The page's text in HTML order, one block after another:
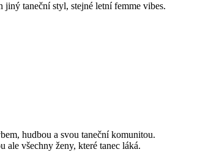
taneční styl, stejné letní femme vibes.
hudbou a svou taneční komunitou.
ale všechny ženy, které tanec láká.